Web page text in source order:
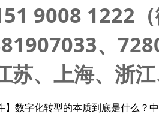
9008 1222
、
苏、上海、浙
】数字化转型的本质到底是什么？